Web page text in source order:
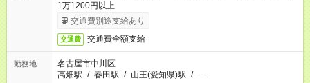
1万1200円以上
交通費別途支給あり
交通費 交通費全額支給
勤務地
名古屋市中川区
高畑駅 / 春田駅 / 山王(愛知県)駅 / …